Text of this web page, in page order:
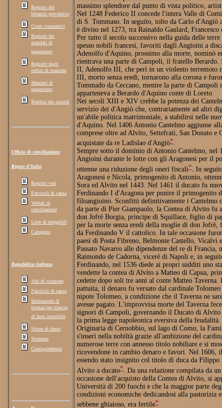
Registri del
bilancio preventivo
Conti consuntivi
Registri dei
mandati di
pagamento
Registri degli
ordini di esazione
Mandati di
pagamento
Ruolini dei sussidi
Ufficio di conciliazione
Regno d'Italia
Registri vari
Fascicoli di causa
Verbali di
conciliazione
Liste di eleggibili
Carteggio
Repubblica italiana
Atti di citazione
Fascicoli di causa
Intimazioni di
licenza per rilascio
di beni immobili
Stime di danni
Sentenze
Corrispondenza
massimo splendore dal punto di vista politico,
Nel 1248 Federico II concede l'intera Valle di
di S. Tommaso. In seguito, tolto da Carlo d'Angiò
è diviso nel 1273, tra Rainaldo Gaulard,
Per tutto il secolo successivo nella guida delle
spesso nobili francesi, favoriti dagli Angioini a
Adenolfo d'Aquino, prossimo alla morte, nominò
rientrava una parte di Campoli, il fratello Berardo.
II, Adenolfo III, che perì in un violento terremoto
III, morto senza eredi, tornarono alla corona e
Tommado da Ceccano, mentre la parte di Campoli
apparteneva a Berardo d'Aquino conte di Loreto.
Nei secoli XIII e XIV crebbe la potenza dei
servizio dei d'Angiò che, contrariamente ad altri
un'abile politica matrimoniale, a stabilirsi nelle
d'Aquino. Nel 1406 Antonio Cantelmo aggiunse
comprese oltre ad Alvito, Settefrati, San Donato e
acquistate da re Ladislao d'Angiò*.
Sempre sotto il dominio di Antonio Cantelmo, nel
Angioini durante le lotte con gli Aragonesi per il
ottenne una riduzione degli oneri fiscali*. In
Aragonesi e Nicola, primogenito di Antonio,
Sora ed Alvito nel 1443. Nel 1461 il ducato fu
Ferdinando I d'Aragona per punire il primogenito
filoangioino. Sconfitti definitivamente i Cantelmo
da parte di Pier Giampaolo, la Contea di Alvito fu
don Jofrè Borgia, principe di Squillace, figlio di
per la morte senza eredi della moglie di don Jofrè,
da Ferdinando V il cattolico. In tale occasione
paesi di Posta Fibreno, Belmonte Castello, Vicalvi
Passato Navarro alle dipendenze del re di Francia,
Raimondo de Cadorna, viceré di Napoli e, in
Ferdinando, nel 1536 diede ai propri sudditi uno
vendette la contea di Alvito a Matteo di Capua,
cedette dopo soli tre anni al conte Matteo Taverna.
pattuita, il denaro fu versato dal cardinale
nipote Tolomeo, a condizione che il Taverna ne
avesse pagato. L'improvvisa morte del Taverna
signori di Campoli, governando il Ducato di
la prima legge napoleonica eversiva della feudalità.
Originaria di Cernobbio, sul lago di Como, la
s'inserì nella nobiltà grazie all'ambizione del
numerose terre con annesso titolo nobiliare e si
ricevendone in cambio denaro e favori. Nel 1606,
essendo stato insignito col titolo di duca da
Alvito a ducato*. Da una relazione compilata da
occasione dell'acquisto della Contea di Alvito, si
Università di 200 fuochi e che la maggior parte
condizioni economiche dedicandosi alla pastorizia
sebbene ghiaioso, era fertile*